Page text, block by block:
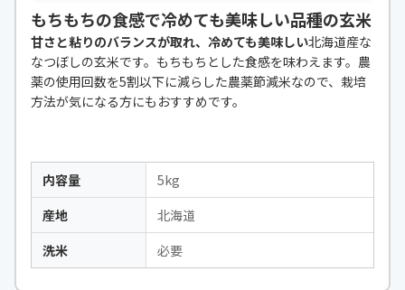
もちもちの食感で冷めても美味しい品種の玄米
甘さと粘りのバランスが取れ、冷めても美味しい北海道産な
なつぼしの玄米です。もちもちとした食感を味わえます。農
薬の使用回数を5割以下に減らした農薬節減米なので、栽培
方法が気になる方にもおすすめです。
内容量
5kg
産地
北海道
洗米
必要